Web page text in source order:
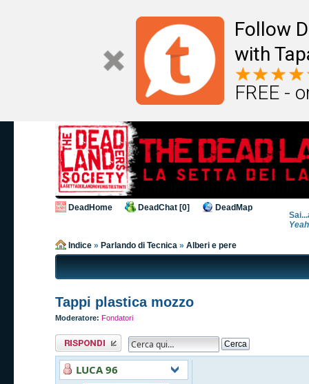
Follow
with
FREE -
DeadHome DeadChat [0] DeadMap
Indice » Parlando di Tecnica » Alberi e pere
Tappi plastica mozzo
Moderatore: Fondatori
Rispondi al
messaggio
LUCA 96